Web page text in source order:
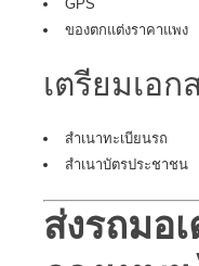
GPS
ของตกแต่งราคาแพง
เตรียมเอก
สำเนาทะเบียนรถ
สำเนาบัตรประชาชน
ส่งรถมอ